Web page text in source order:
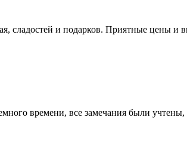
сладостей и подарков. Приятные цены и
времени, все замечания были